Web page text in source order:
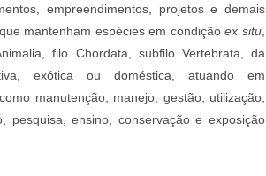
empreendimentos, projetos e demais
mantenham espécies em condiçãoex situ
filo Chordata, subfilo Vertebrata, da
exótica ou doméstica, atuando em
manutenção, manejo, gestão, utilização,
pesquisa, ensino, conservação e exposição